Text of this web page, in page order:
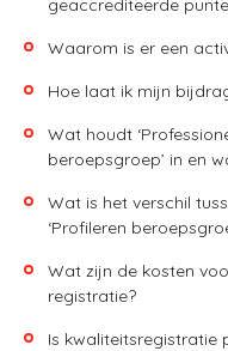
geaccrediteerde
Waarom is er een
Hoe laat ik mijn
Wat houdt
beroepsgroep’ in en
Wat is het verschil
‘Profileren
Wat zijn de kosten
registratie?
Is kwaliteitsregistratie